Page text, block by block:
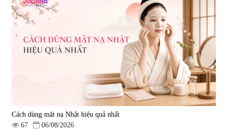
Cách dùng mặt nạ Nhật hiệu quả nhất
67
06/08/2026